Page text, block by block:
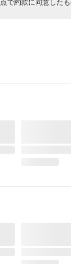
で約款に同意したも